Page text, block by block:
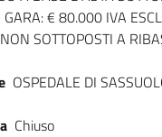
€ 80.000 IVA
SOTTOPOSTI A
OSPEDALE DI
Chiuso